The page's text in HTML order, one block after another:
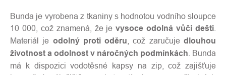
Bunda je vyrobena z tkaniny s hodnotou vodního sloupce
10 000, což znamená, že jevysoce odolná vůči dešti
Materiál je odolný proti oděru , což zaručujedlouhou
životnost a odolnost v náročných podmínkách . Bunda
má k dispozici vodotěsné kapsy na zip, což zajišťuje